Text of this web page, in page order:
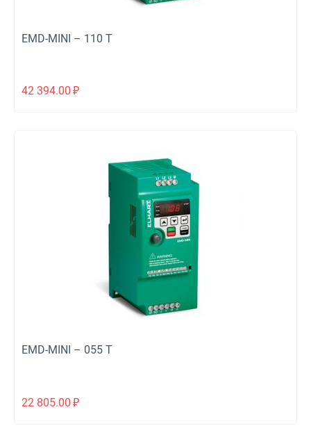
EMD-MINI – 110 T
42 394.00 ₽
EMD-MINI – 055 T
22 805.00 ₽